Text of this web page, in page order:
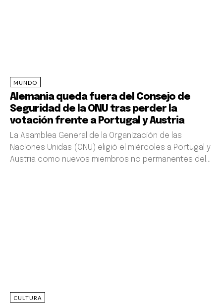
MANUELA ROKA BOTEY
MUNDO
Alemania queda fuera del Consejo de
Seguridad de la ONU tras perder la
votación frente a Portugal y Austria
La Asamblea General de la Organización de las
Naciones Unidas (ONU) eligió el miércoles a Portugal y
Austria como nuevos miembros no permanentes del...
CULTURA